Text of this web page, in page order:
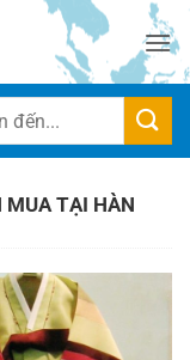
MUA TẠI HÀN